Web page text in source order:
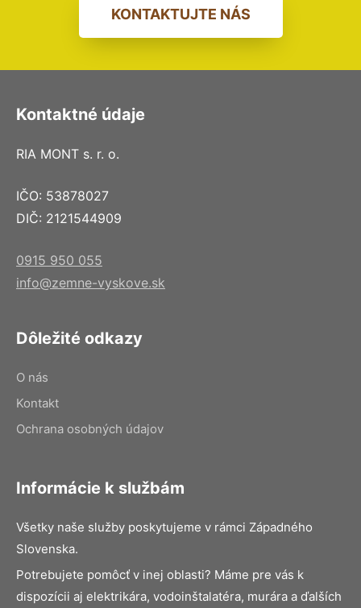
KONTAKTUJTE NÁS
Kontaktné údaje
RIA MONT s. r. o.
IČO: 53878027
DIČ: 2121544909
0915 950 055
info@zemne-vyskove.sk
Dôležité odkazy
O nás
Kontakt
Ochrana osobných údajov
Informácie k službám
Všetky naše služby poskytujeme v rámci Západného
Slovenska.
Potrebujete pomôcť v inej oblasti? Máme pre vás k
dispozícii aj elektrikára, vodoinštalatéra, murára a ďalších